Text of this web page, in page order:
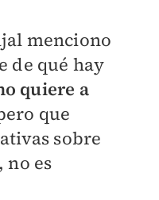
menciono
de qué hay
quiere a
que
sobre
no es